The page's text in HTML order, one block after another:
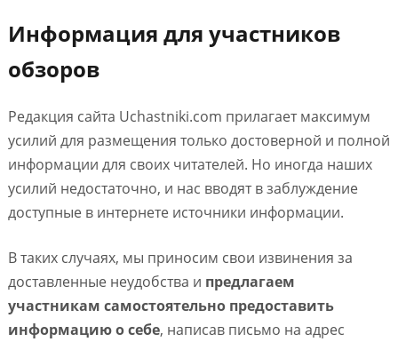
Информация для участников
обзоров
Редакция сайта Uchastniki.com прилагает максимум
усилий для размещения только достоверной и полной
информации для своих читателей. Но иногда наших
усилий недостаточно, и нас вводят в заблуждение
доступные в интернете источники информации.
В таких случаях, мы приносим свои извинения за
доставленные неудобства и предлагаем
участникам самостоятельно предоставить
информацию о себе, написав письмо на адрес